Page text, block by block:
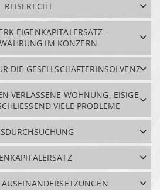
REISERECHT
EIGENKAPITALERSATZ -
IM KONZERN
DIE GESELLSCHAFTERINSOLVENZ
VERLASSENE WOHNUNG, EISIGE
VIELE PROBLEME